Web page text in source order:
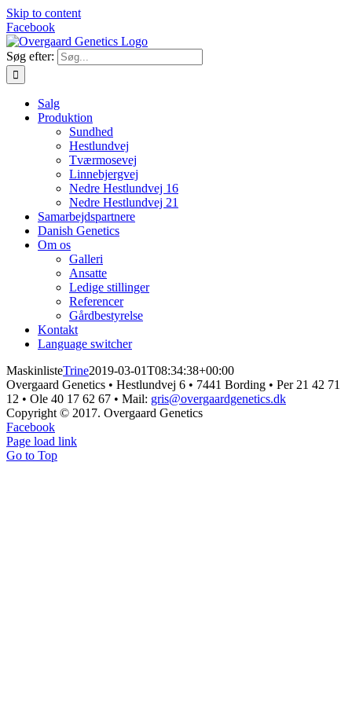
Skip to content
Facebook
Søg efter:
Salg
Produktion
Sundhed
Hestlundvej
Tværmosevej
Linnebjergvej
Nedre Hestlundvej 16
Nedre Hestlundvej 21
Samarbejdspartnere
Danish Genetics
Om os
Galleri
Ansatte
Ledige stillinger
Referencer
Gårdbestyrelse
Kontakt
Language switcher
MaskinlisteTrine2019-03-01T08:34:38+00:00
Overgaard Genetics • Hestlundvej 6 • 7441 Bording • Per 21 42 71
12 • Ole 40 17 62 67 • Mail: gris@overgaardgenetics.dk
Copyright © 2017. Overgaard Genetics
Facebook
Page load link
Go to Top